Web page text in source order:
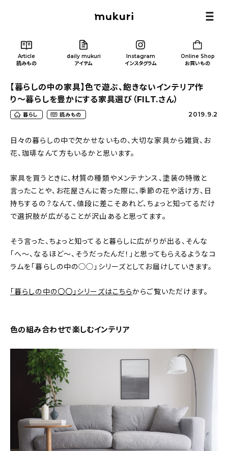
Article
読みもの
daily mukuri
アイテム
Instagram
インスタグラム
Online Shop
お買いもの
Article
新着記事
人気の記事
おすすめの記事
コラム
インテリア
暮らし
daily mukuri
カテゴリー一覧
【暮らしの中の家具】色で遊ぶ、飽きないインテリア作
り〜暮らしを豊かにする家具選び（FILT.さん）
暮らし 読みもの 2019.9.2
日々の暮らしの中で欠かせないもの、大切な家具から雑貨、お
花、珈琲なんて方もいるかと思います。
家具を買うときに、材質の種類やメンテナンス、塗装の特徴と
言ったことや、お花屋さんに寄った際に、季節の花や活け方、日
持ちするの？なんて、値段に差こそあれど、ちょっと知ってるだけ
で選択肢が広がることが沢山あると思ってます。
そう言った、ちょっと知ってると暮らしに広がりが出る、そんな
「へ〜、なるほど〜、そうだったんだ！」と思ってもらえるようなコ
ラムを「暮らしの中の◯◯」シリーズとしてお届けしていきます。
「暮らしの中の〇〇」シリーズはこちらからご覧いただけます。
色の組み合わせで楽しむインテリア